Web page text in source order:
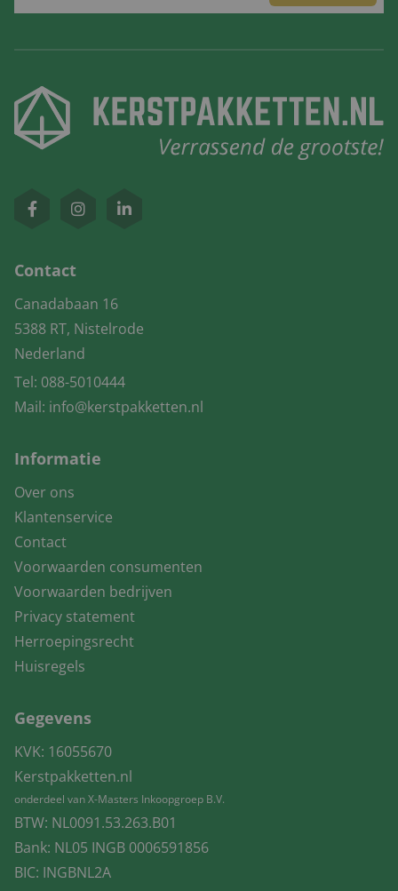
Contact
Canadabaan 16
5388 RT, Nistelrode
Nederland
Tel: 088-5010444
Mail: info@kerstpakketten.nl
Informatie
Over ons
Klantenservice
Contact
Voorwaarden consumenten
Voorwaarden bedrijven
Privacy statement
Herroepingsrecht
Huisregels
Gegevens
KVK: 16055670
Kerstpakketten.nl
onderdeel van X-Masters Inkoopgroep B.V.
BTW: NL0091.53.263.B01
Bank: NL05 INGB 0006591856
BIC: INGBNL2A